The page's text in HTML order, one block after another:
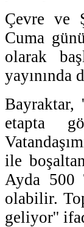
Çevre ve
Cuma
olarak
yayınında
etapta
ile
Ayda 500
olabilir.
geliyor''